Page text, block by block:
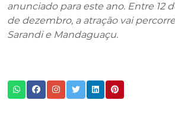
anunciado para este ano. Entre 12
de dezembro, a atração vai
Sarandi e Mandaguaçu.